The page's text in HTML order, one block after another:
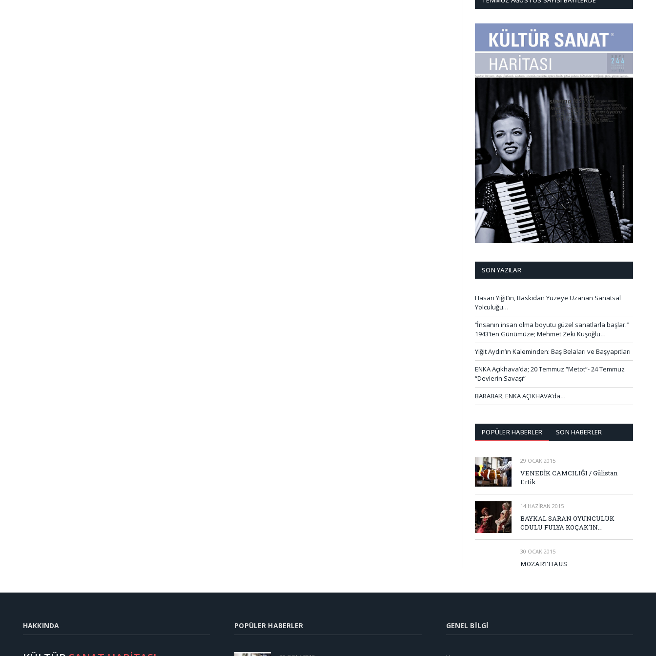
SON YAZILAR
Hasan Yiğit’in, Baskıdan Yüzeye Uzanan Sanatsal
Yolculuğu…
‘’İnsanın insan olma boyutu güzel sanatlarla başlar.’’
1943’ten Günümüze; Mehmet Zeki Kuşoğlu…
Yiğit Aydın’ın Kaleminden: Baş Belaları ve Başyapıtları
ENKA Açıkhava’da; 20 Temmuz “Metot”- 24 Temmuz
“Devlerin Savaşı”
BARABAR, ENKA AÇIKHAVA’da…
POPÜLER HABERLER SON HABERLER
29 OCAK 2015
VENEDİK CAMCILIĞI / Gülistan
Ertik
14 HAZIRAN 2015
BAYKAL SARAN OYUNCULUK
ÖDÜLÜ FULYA KOÇAK’IN…
30 OCAK 2015
MOZARTHAUS
HAKKINDA POPÜLER HABERLER GENEL BILGI